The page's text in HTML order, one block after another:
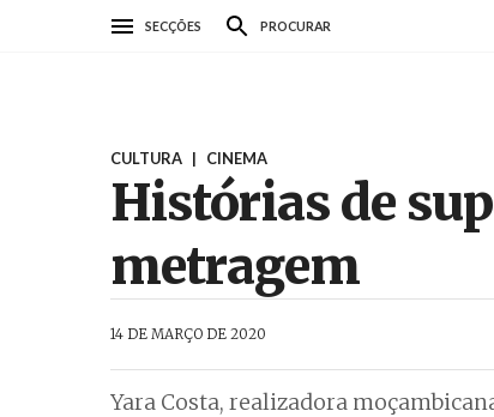
SECÇÕES PROCURAR
CULTURA | CINEMA
Histórias de
metragem
14 DE MARÇO DE 2020
Yara Costa, realizadora